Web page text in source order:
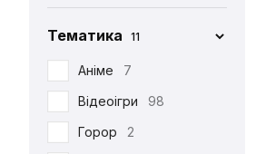
Hot Toys 93
Iron Studios
Jason Freeny
Medicom Toy
Mezco
1
Тематика 11
Аніме
7
Відеоігри
98
Горор
2